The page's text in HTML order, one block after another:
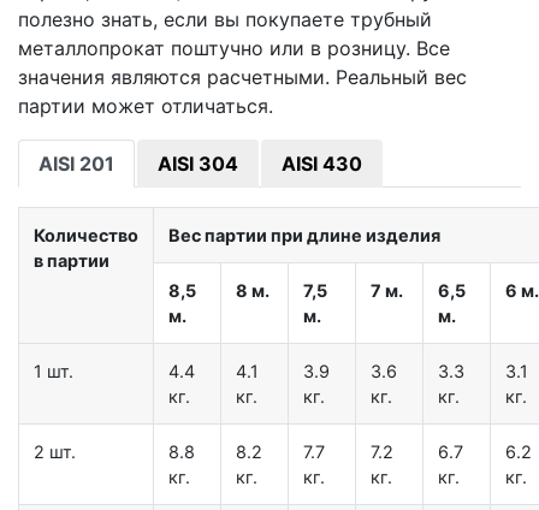
полезно знать, если вы покупаете трубный
металлопрокат поштучно или в розницу. Все
значения являются расчетными. Реальный вес
партии может отличаться.
AISI 201 AISI 304 AISI 430
Количество
в партии
Вес партии при длине изделия
8,5
м.
8 м.
7,5
м.
7 м.
6,5
м.
6 м.
1 шт.
4.4
кг.
4.1
кг.
3.9
кг.
3.6
кг.
3.3
кг.
3.1
кг.
2 шт.
8.8
кг.
8.2
кг.
7.7
кг.
7.2
кг.
6.7
кг.
6.2
кг.